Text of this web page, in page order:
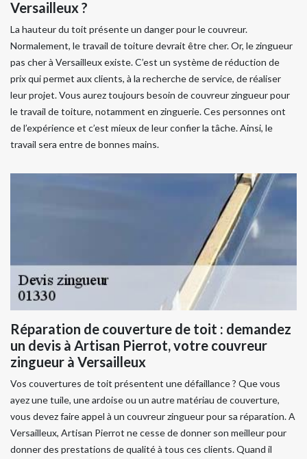
Versailleux ?
La hauteur du toit présente un danger pour le couvreur.
Normalement, le travail de toiture devrait être cher. Or, le zingueur
pas cher à Versailleux existe. C’est un système de réduction de
prix qui permet aux clients, à la recherche de service, de réaliser
leur projet. Vous aurez toujours besoin de couvreur zingueur pour
le travail de toiture, notamment en zinguerie. Ces personnes ont
de l’expérience et c’est mieux de leur confier la tâche. Ainsi, le
travail sera entre de bonnes mains.
Réparation de couverture de toit : demandez
un devis à Artisan Pierrot, votre couvreur
zingueur à Versailleux
Vos couvertures de toit présentent une défaillance ? Que vous
ayez une tuile, une ardoise ou un autre matériau de couverture,
vous devez faire appel à un couvreur zingueur pour sa réparation. A
Versailleux, Artisan Pierrot ne cesse de donner son meilleur pour
donner des prestations de qualité à tous ces clients. Quand il